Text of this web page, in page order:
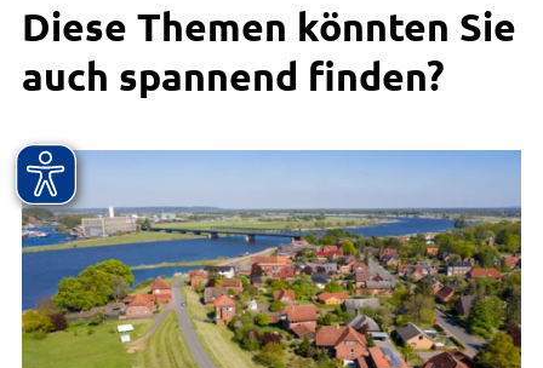
Diese Themen könnten Sie
auch spannend finden?